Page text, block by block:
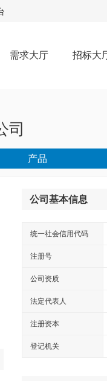
需求大厅 招标大
司
产品
公司基本信息
统一社会信用代码
注册号
公司资质
法定代表人
注册资本
登记机关